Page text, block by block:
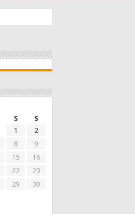
S
S
1
2
8
9
15
16
22
23
29
30